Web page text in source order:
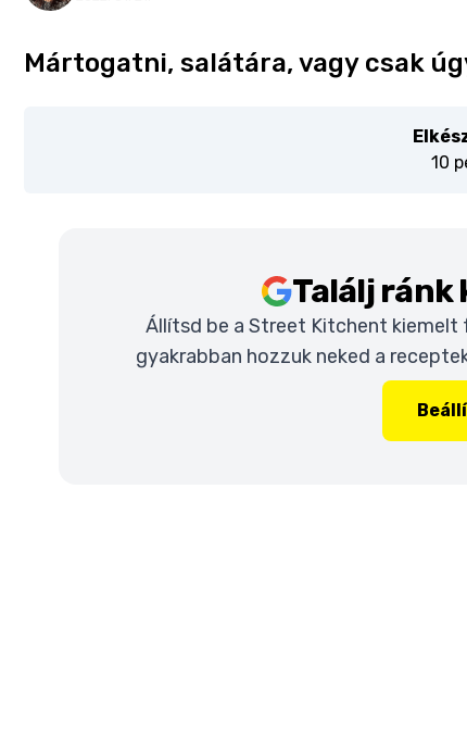
Mártogatni, salátára, vagy csak
10
Találj ránk
Állítsd be a Street Kitchent kiemelt
gyakrabban hozzuk neked a